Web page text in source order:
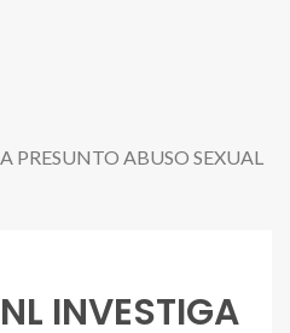
PRESUNTO ABUSO SEXUAL
INVESTIGA